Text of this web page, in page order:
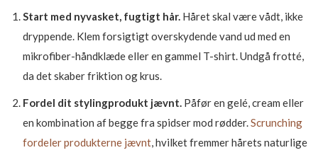
Start med nyvasket, fugtigt hår. Håret skal være vådt, ikke
dryppende. Klem forsigtigt overskydende vand ud med en
mikrofiber-håndklæde eller en gammel T-shirt. Undgå frotté,
da det skaber friktion og krus.
Fordel dit stylingprodukt jævnt. Påfør en gelé, cream eller
en kombination af begge fra spidser mod rødder.Scrunching
fordeler produkterne jævnt, hvilket fremmer hårets naturlige